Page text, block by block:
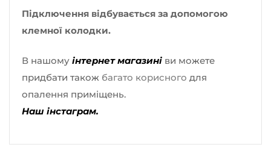
Підключення відбувається за допомогою
клемної колодки.
В нашому інтернет магазині ви можете
придбати також багато корисного для
опалення приміщень.
Наш інстаграм.